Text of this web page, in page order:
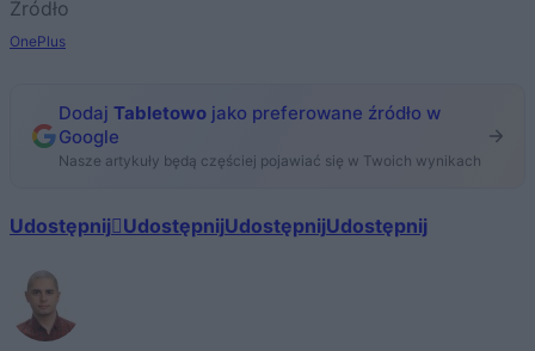
Źródło
OnePlus
Dodaj Tabletowo jako preferowane źródło w
Google
Nasze artykuły będą częściej pojawiać się w Twoich wynikach
Udostępnij UdostępnijUdostępnijUdostępnij